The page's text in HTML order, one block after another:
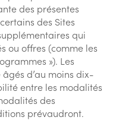
des présentes
des Sites
qui
ou offres (comme les
»). Les
d’au moins dix-
entre les modalités
des
prévaudront.